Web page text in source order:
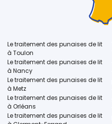
Le traitement des punaises de lit
à Toulon
Le traitement des punaises de lit
à Nancy
Le traitement des punaises de lit
à Metz
Le traitement des punaises de lit
à Orléans
Le traitement des punaises de lit